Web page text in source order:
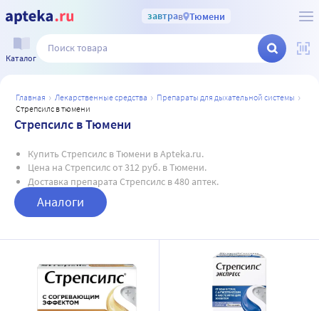
завтрав Тюмени
Каталог
главная лекарственные средства
препараты для дыхательной системы
стрепсилс в тюмени
Стрепсилс в Тюмени
Купить Стрепсилс в Тюмени в Apteka.ru.
Цена на Стрепсилс от 312 руб. в Тюмени.
Доставка препарата Стрепсилс в 480 аптек.
Аналоги